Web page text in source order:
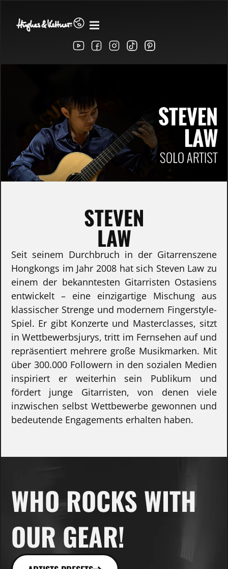
STEVEN
LAW
Seit seinem Durchbruch in der Gitarrenszene
Hongkongs im Jahr 2008 hat sich Steven Law zu
einem der bekanntesten Gitarristen Ostasiens
entwickelt – eine einzigartige Mischung aus
klassischer Strenge und modernem Fingerstyle-
Spiel. Er gibt Konzerte und Masterclasses, sitzt
in Wettbewerbsjurys, tritt im Fernsehen auf und
repräsentiert mehrere große Musikmarken. Mit
über 300.000 Followern in den sozialen Medien
inspiriert er weiterhin sein Publikum und
fördert junge Gitarristen, von denen viele
inzwischen selbst Wettbewerbe gewonnen und
bedeutende Engagements erhalten haben.
WHO ROCKS WITH
OUR GEAR!